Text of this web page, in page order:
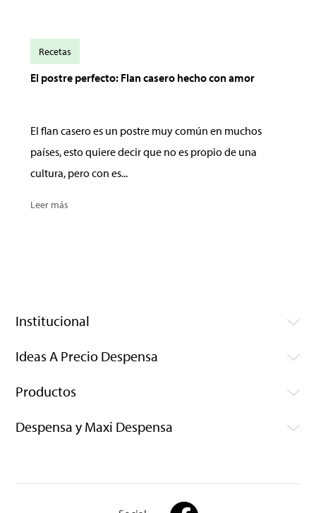
El postre perfecto: Flan casero hecho con amor
El flan casero es un postre muy común en muchos
países, esto quiere decir que no es propio de una
cultura, pero con es...
Leer más
Recetas
Institucional
Ideas A Precio Despensa
Productos
Despensa y Maxi Despensa